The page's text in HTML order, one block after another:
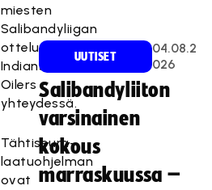
miesten
Salibandyliigan
ottelun
Indians-
Oilers
yhteydessä.
Tähtiseura-
laatuohjelman
ovat
UUTISET
04.08.2
026
Salibandyliiton
varsinainen
kokous
marraskuussa –